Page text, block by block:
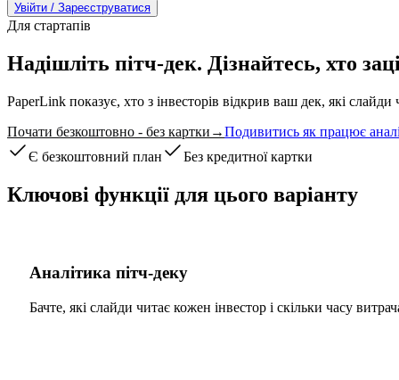
Увійти / Зареєструватися
Для стартапів
Надішліть пітч-дек. Дізнайтесь, хто
PaperLink показує, хто з інвесторів відкрив ваш дек, які
Почати безкоштовно - без картки →Подивитись як працює
Є безкоштовний план
Без кредитної картки
Ключові функції для цього варіанту
Аналітика пітч-деку
Бачте, які слайди читає кожен інвестор і скільки часу